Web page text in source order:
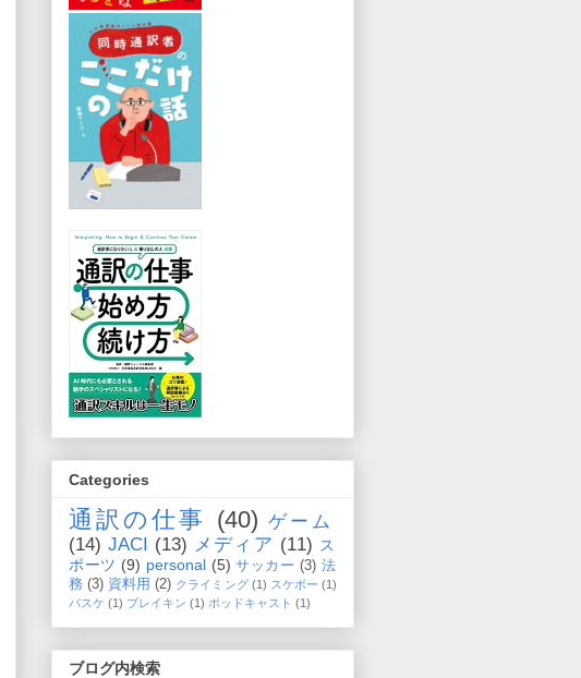
Categories
通訳の仕事 (40) ゲーム
(14) JACI (13) メディア (11) ス
ポーツ (9) personal (5) サッカー (3) 法
務 (3) 資料用 (2) クライミング (1) スケボー (1)
バスケ (1) ブレイキン (1) ポッドキャスト (1)
ブログ内検索